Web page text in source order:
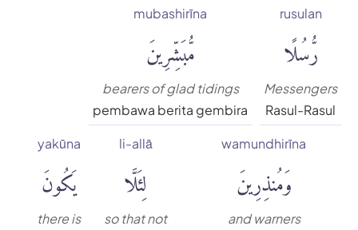
rusulan
رُّسُلًا
Messengers
Rasul-Rasul
mubashirīna
مُّبَشِّرِينَ
bearers of glad tidings
pembawa berita gembira
wamundhirīna
وَمُنذِرِينَ
and warners
li-allā
لِئَلَّا
so that not
yakūna
يَكُونَ
there is